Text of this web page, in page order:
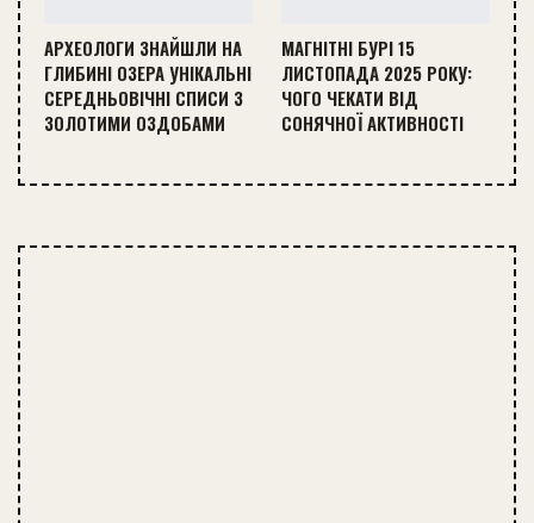
АРХЕОЛОГИ ЗНАЙШЛИ НА
ГЛИБИНІ ОЗЕРА УНІКАЛЬНІ
СЕРЕДНЬОВІЧНІ СПИСИ З
ЗОЛОТИМИ ОЗДОБАМИ
МАГНІТНІ БУРІ 15
ЛИСТОПАДА 2025 РОКУ:
ЧОГО ЧЕКАТИ ВІД
СОНЯЧНОЇ АКТИВНОСТІ